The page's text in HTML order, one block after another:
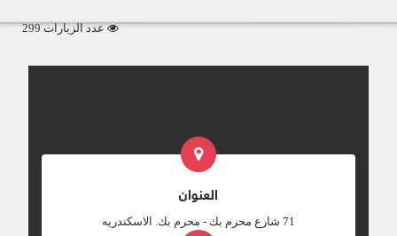
عدد الزيارات 299
العنوان
‎71 شارع محرم بك - محرم بك. الاسكندريه